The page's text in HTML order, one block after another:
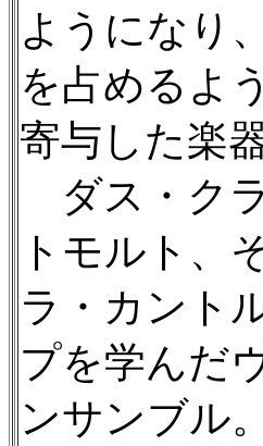
ようになり
を占めるよ
寄与した楽
ダス・ク
トモルト、
ラ・カント
プを学んだ
ンサンブル。